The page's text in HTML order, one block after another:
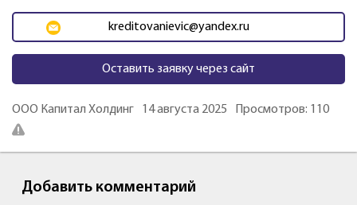
kreditovanievic@yandex.ru
Оставить заявку через сайт
ООО Капитал Холдинг 14 августа 2025 Просмотров: 110
Добавить комментарий